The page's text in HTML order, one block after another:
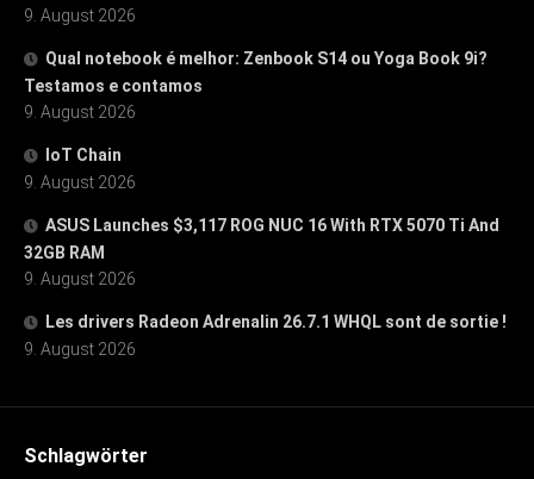
9. August 2026
Qual notebook é melhor: Zenbook S14 ou Yoga Book 9i?
Testamos e contamos
9. August 2026
IoT Chain
9. August 2026
ASUS Launches $3,117 ROG NUC 16 With RTX 5070 Ti And
32GB RAM
9. August 2026
Les drivers Radeon Adrenalin 26.7.1 WHQL sont de sortie !
9. August 2026
Schlagwörter